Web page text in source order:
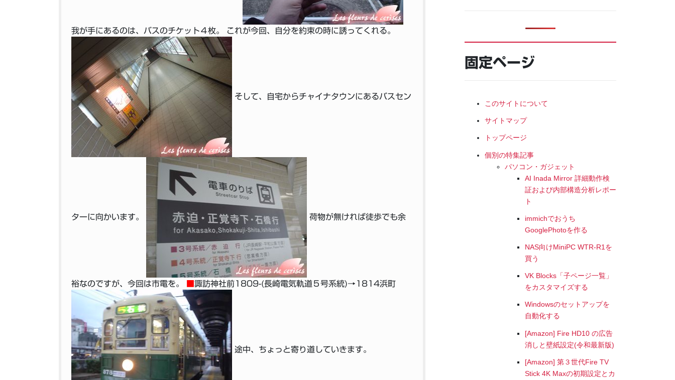
我が手にあるのは、バスのチケット４枚。 これが今回、自分を約束の時に誘ってくれる。
そして、自宅からチャイナタウンにあるバスセン
ターに向かいます。 荷物が無ければ徒歩でも余
裕なのですが、今回は市電を。 諏訪神社前1809-(長崎電気軌道５号系統)→1814浜町
途中、ちょっと寄り道していきます。
固定ページ
このサイトについて
サイトマップ
トップページ
個別の特集記事
パソコン・ガジェット
AI Inada Mirror 詳細動作検
証および内部構造分析レポー
ト
immichでおうち
GooglePhotoを作る
NAS向けMiniPC WTR-R1を
買う
VK Blocks「子ページ一覧」
をカスタマイズする
Windowsのセットアップを
自動化する
[Amazon] Fire HD10 の広告
消しと壁紙設定(令和最新版)
[Amazon] 第３世代Fire TV
Stick 4K Maxの初期設定とカ